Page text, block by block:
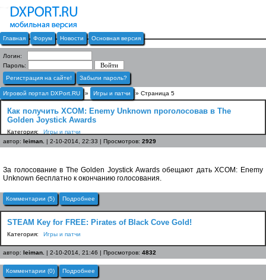
Главная Форум Новости Основная версия
Логин:
Пароль:
Регистрация на сайте!
Забыли пароль?
Игровой портал DXPort.RU » Игры и патчи » Страница 5
Как получить XCOM: Enemy Unknown проголосовав в The
Golden Joystick Awards
Категория:
Игры и патчи
автор: leiman. | 2-10-2014, 22:33 | Просмотров: 2929
За голосование в The Golden Joystick Awards обещают дать XCOM: Enemy
Unknown бесплатно к окончанию голосования.
Комментарии (5) Подробнее
STEAM Key for FREE: Pirates of Black Cove Gold!
Категория: Игры и патчи
автор: leiman. | 2-10-2014, 21:46 | Просмотров: 4832
Комментарии (0) Подробнее